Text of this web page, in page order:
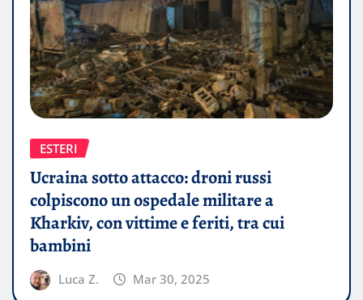
ESTERI
Ucraina sotto attacco: droni russi
colpiscono un ospedale militare a
Kharkiv, con vittime e feriti, tra cui
bambini
Luca Z. Mar 30, 2025